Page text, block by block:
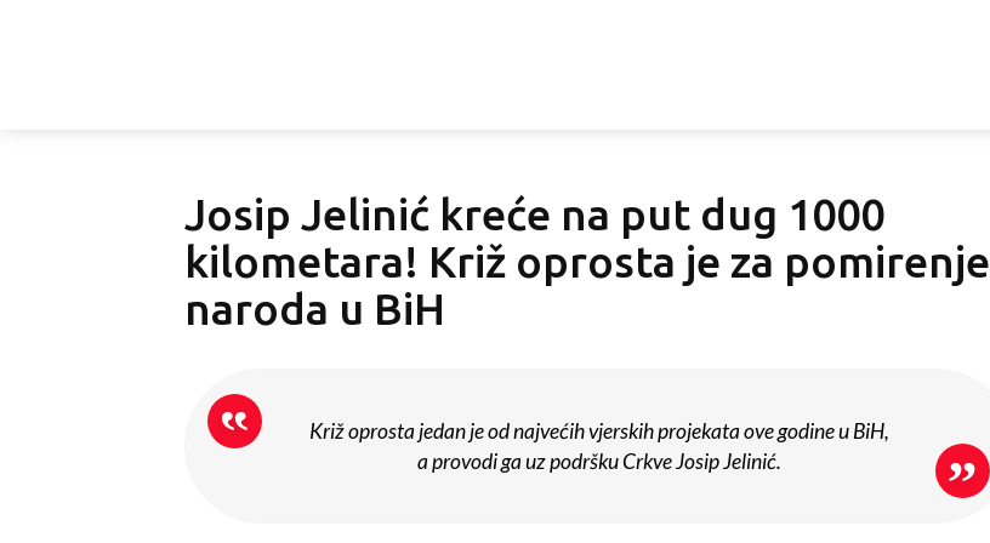
Josip Jelinić kreće na put dug 1000
kilometara! Križ oprosta je za pomirenje
naroda u BiH
Križ oprosta jedan je od najvećih vjerskih projekata ove godine u BiH,
a provodi ga uz podršku Crkve Josip Jelinić.